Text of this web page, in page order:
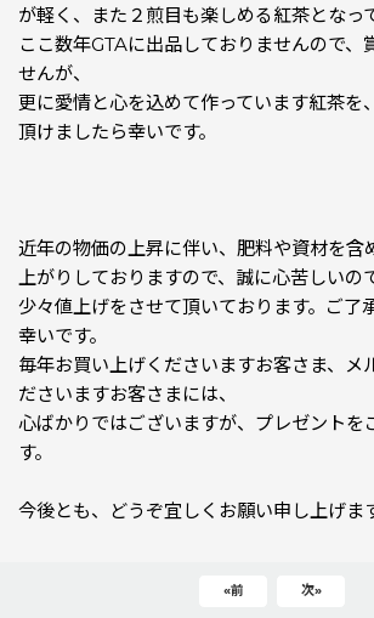
が軽く、また２煎目も楽しめる紅茶となっ
ここ数年GTAに出品しておりませんので、
せんが、
更に愛情と心を込めて作っています紅茶を
頂けましたら幸いです。
近年の物価の上昇に伴い、肥料や資材を含
上がりしておりますので、誠に心苦しいの
少々値上げをさせて頂いております。ご了
幸いです。
毎年お買い上げくださいますお客さま、メ
ださいますお客さまには、
心ばかりではございますが、プレゼントを
す。
今後とも、どうぞ宜しくお願い申し上げます
«前 次»